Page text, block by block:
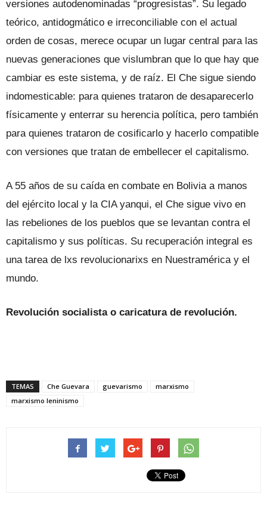
versiones autodenominadas “progresistas”. Su legado
teórico, antidogmático e irreconciliable con el actual
orden de cosas, merece ocupar un lugar central para las
nuevas generaciones que vislumbran que lo que hay que
cambiar es este sistema, y de raíz. El Che sigue siendo
indomesticable: para quienes trataron de desaparecerlo
físicamente y enterrar su herencia política, pero también
para quienes trataron de cosificarlo y hacerlo compatible
con versiones que tratan de embellecer el capitalismo.
A 55 años de su caída en combate en Bolivia a manos
del ejército local y la CIA yanqui, el Che sigue vivo en
las rebeliones de los pueblos que se levantan contra el
capitalismo y sus políticas. Su recuperación integral es
una tarea de lxs revolucionarixs en Nuestramérica y el
mundo.
Revolución socialista o caricatura de revolución.
TEMAS Che Guevara guevarismo
marxismo
marxismo leninismo